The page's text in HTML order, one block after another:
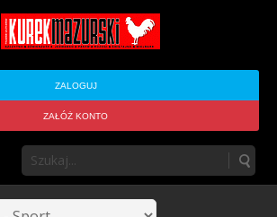
ZALOGUJ
ZAŁÓŻ KONTO